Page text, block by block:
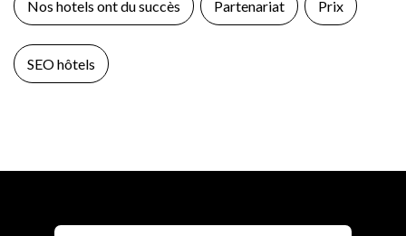
Nos hotels ont du succès Partenariat Prix
SEO hôtels